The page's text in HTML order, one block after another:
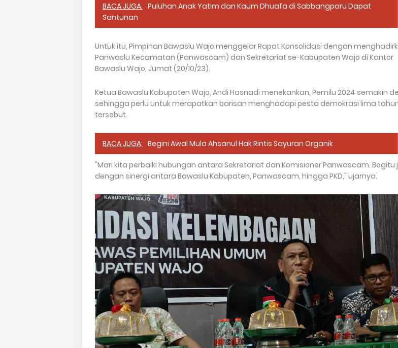
BACA JUGA: Puluhan Anak Yatim dan Kaum Dhuafa di Sabbangparu Dapat
Santunan
Untuk itu, Pimpinan Bawaslu Wajo menggelar Rapat Konsolidasi dengan
Panwaslu Kecamatan (Panwascam) dan Sekretariat se-Kabupaten Wajo di Kantor
Bawaslu Wajo, Jumat (20/10/23).
Ketua Bawaslu Kabupaten Wajo, Andi Hasnadi menekankan, Pemilu 2024 semakin
sehingga perlu untuk merapatkan barisan menghadapi pesta demokrasi lima
tersebut.
BACA JUGA: Begini Awal Mula Ahsanul Hak Rintis Sayuran Organik
"Mari kita perbaiki hubungan antara Sekretariat dan Komisioner Panwascam. Begitu
dengan sinergi antara Bawaslu Kabupaten, Panwascam, hingga PKD," ujarnya.